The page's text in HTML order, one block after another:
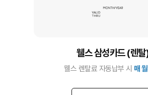
웰스 삼성카드 (렌
웰스 렌탈료 자동납부 시 매